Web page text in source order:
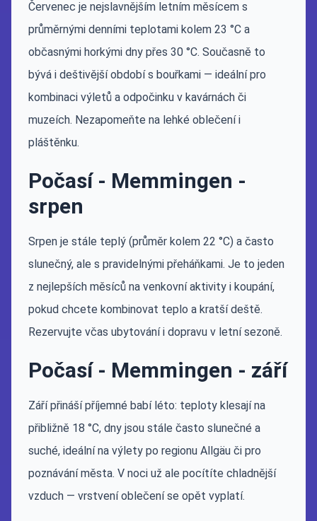
Červenec je nejslavnějším letním měsícem s
průměrnými denními teplotami kolem 23 °C a
občasnými horkými dny přes 30 °C. Současně to
bývá i deštivější období s bouřkami — ideální pro
kombinaci výletů a odpočinku v kavárnách či
muzeích. Nezapomeňte na lehké oblečení i
pláštěnku.
Počasí - Memmingen -
srpen
Srpen je stále teplý (průměr kolem 22 °C) a často
slunečný, ale s pravidelnými přeháňkami. Je to jeden
z nejlepších měsíců na venkovní aktivity i koupání,
pokud chcete kombinovat teplo a kratší deště.
Rezervujte včas ubytování i dopravu v letní sezoně.
Počasí - Memmingen - září
Září přináší příjemné babí léto: teploty klesají na
přibližně 18 °C, dny jsou stále často slunečné a
suché, ideální na výlety po regionu Allgäu či pro
poznávání města. V noci už ale pocítíte chladnější
vzduch — vrstvení oblečení se opět vyplatí.